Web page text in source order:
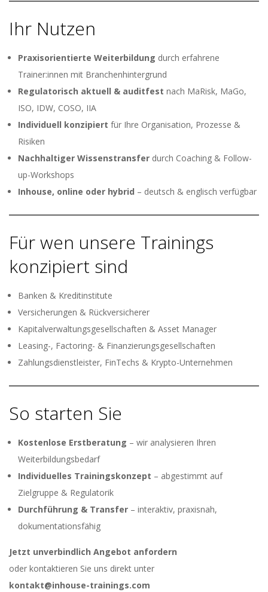
Ihr Nutzen
Praxisorientierte Weiterbildung durch erfahrene
Trainer:innen mit Branchenhintergrund
Regulatorisch aktuell & auditfest nach MaRisk, MaGo,
ISO, IDW, COSO, IIA
Individuell konzipiert für Ihre Organisation, Prozesse &
Risiken
Nachhaltiger Wissenstransfer durch Coaching & Follow-
up-Workshops
Inhouse, online oder hybrid – deutsch & englisch verfügbar
Für wen unsere Trainings
konzipiert sind
Banken & Kreditinstitute
Versicherungen & Rückversicherer
Kapitalverwaltungsgesellschaften & Asset Manager
Leasing-, Factoring- & Finanzierungsgesellschaften
Zahlungsdienstleister, FinTechs & Krypto-Unternehmen
So starten Sie
Kostenlose Erstberatung – wir analysieren Ihren
Weiterbildungsbedarf
Individuelles Trainingskonzept – abgestimmt auf
Zielgruppe & Regulatorik
Durchführung & Transfer – interaktiv, praxisnah,
dokumentationsfähig
Jetzt unverbindlich Angebot anfordern
oder kontaktieren Sie uns direkt unter
kontakt@inhouse-trainings.com